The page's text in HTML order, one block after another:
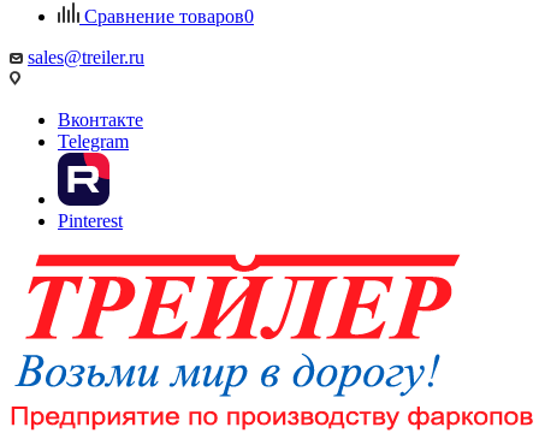
Сравнение товаров0
sales@treiler.ru
Вконтакте
Telegram
Pinterest